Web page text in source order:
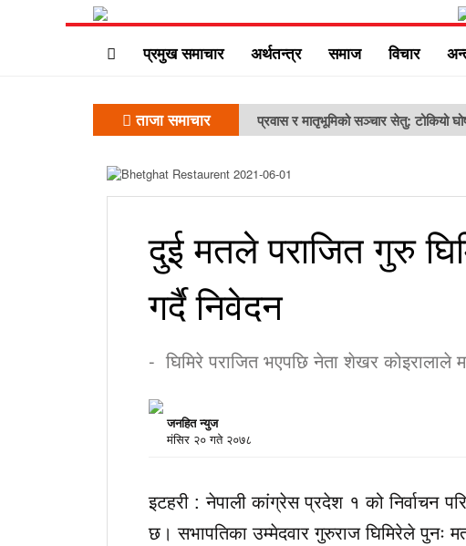
प्रमुख समाचार अर्थतन्त्र समाज विचार
ताजा समाचार प्रवास र मातृभूमिको सञ्चार सेतु: टोकियो
दुई मतले पराजित गुरु
गर्दै निवेदन
- घिमिरे पराजित भएपछि नेता शेखर कोइरालाले
जनहित न्युज
मंसिर २० गते २०७८
इटहरी : नेपाली कांग्रेस प्रदेश १ को निर्वाचन
छ। सभापतिका उम्मेदवार गुरुराज घिमिरेले पुनः